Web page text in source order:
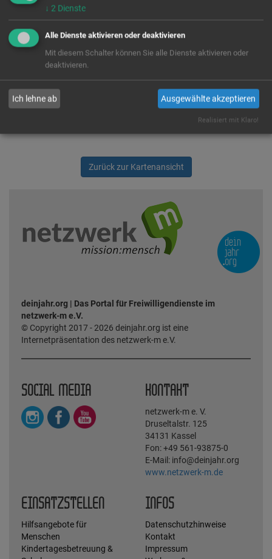
Diese werden benutzt um dir die FSJ/BFD Stellen auf der Karte
anzuzeigen. Es handelt sich um einen US-Anbieter, der Cookies
setzt. Indem du die Verwendung dieser Cookies zustimmst,
Zurück zur Kartenansicht
deinjahr.org | Das Portal für Freiwilligendienste im
netzwerk-m e.V.
© Copyright 2017 - 2026 deinjahr.org ist eine
Internetpräsentation des netzwerk-m e.V.
SOCIAL MEDIA KONTAKT
netzwerk-m e. V.
Druseltalstr. 125
34131 Kassel
Fon: +49 561-93875-0
E-Mail: info@deinjahr.org
www.netzwerk-m.de
EINSATZSTELLEN
Hilfsangebote für
Menschen
Kindertagesbetreuung &
INFOS
Datenschutzhinweise
Kontakt
Impressum
↓ 2 Dienste
Alle Dienste aktivieren oder deaktivieren
Mit diesem Schalter können Sie alle Dienste aktivieren oder
deaktivieren.
Ich lehne ab Ausgewählte akzeptieren
Realisiert mit Klaro!